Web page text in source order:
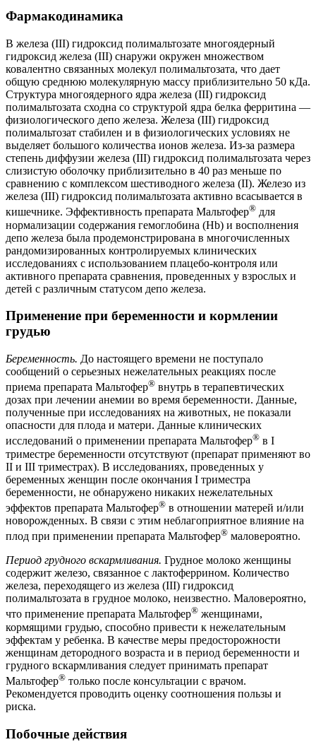
Фармакодинамика
В железа (III) гидроксид полимальтозате многоядерный
гидроксид железа (III) снаружи окружен множеством
ковалентно связанных молекул полимальтозата, что дает
общую среднюю молекулярную массу приблизительно 50 кДа.
Структура многоядерного ядра железа (III) гидроксид
полимальтозата сходна со структурой ядра белка ферритина —
физиологического депо железа. Железа (III) гидроксид
полимальтозат стабилен и в физиологических условиях не
выделяет большого количества ионов железа. Из-за размера
степень диффузии железа (III) гидроксид полимальтозата через
слизистую оболочку приблизительно в 40 раз меньше по
сравнению с комплексом шестиводного железа (II). Железо из
железа (III) гидроксид полимальтозата активно всасывается в
кишечнике. Эффективность препарата Мальтофер® для
нормализации содержания гемоглобина (Hb) и восполнения
депо железа была продемонстрирована в многочисленных
рандомизированных контролируемых клинических
исследованиях с использованием плацебо-контроля или
активного препарата сравнения, проведенных у взрослых и
детей с различным статусом депо железа.
Применение при беременности и кормлении
грудью
Беременность. До настоящего времени не поступало
сообщений о серьезных нежелательных реакциях после
приема препарата Мальтофер® внутрь в терапевтических
дозах при лечении анемии во время беременности. Данные,
полученные при исследованиях на животных, не показали
опасности для плода и матери. Данные клинических
исследований о применении препарата Мальтофер® в I
триместре беременности отсутствуют (препарат применяют во
II и III триместрах). В исследованиях, проведенных у
беременных женщин после окончания I триместра
беременности, не обнаружено никаких нежелательных
эффектов препарата Мальтофер® в отношении матерей и/или
новорожденных. В связи с этим неблагоприятное влияние на
плод при применении препарата Мальтофер® маловероятно.
Период грудного вскармливания. Грудное молоко женщины
содержит железо, связанное с лактоферрином. Количество
железа, переходящего из железа (III) гидроксид
полимальтозата в грудное молоко, неизвестно. Маловероятно,
что применение препарата Мальтофер® женщинами,
кормящими грудью, способно привести к нежелательным
эффектам у ребенка. В качестве меры предосторожности
женщинам детородного возраста и в период беременности и
грудного вскармливания следует принимать препарат
Мальтофер® только после консультации с врачом.
Рекомендуется проводить оценку соотношения пользы и
риска.
Побочные действия